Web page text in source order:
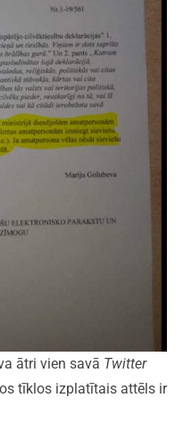
ātri vien savā Twitter
tīklos izplatītais attēls ir